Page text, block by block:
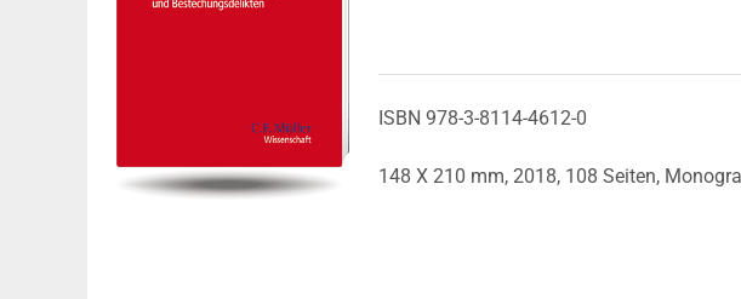
ISBN 978-3-8114-4612-0
148 X 210 mm, 2018, 108 Seiten,